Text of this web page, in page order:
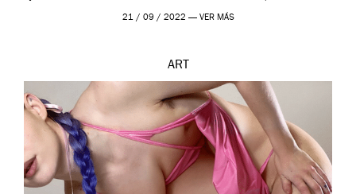
que los humanos tienen un complejo […]
21 / 09 / 2022 — VER MÁS
ART